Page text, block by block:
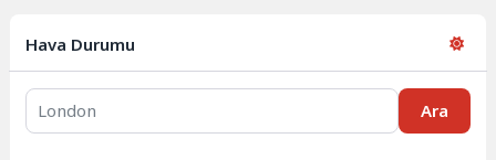
Hava Durumu
Ara